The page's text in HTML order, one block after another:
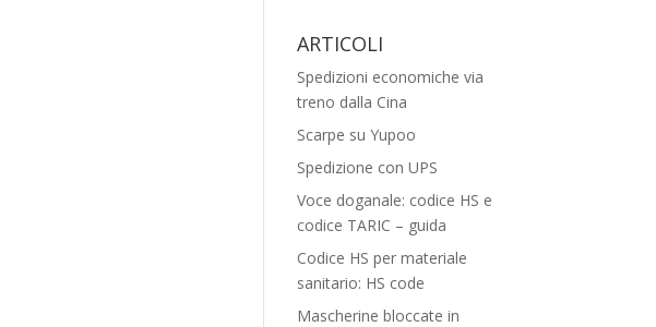
ARTICOLI
Spedizioni economiche via
treno dalla Cina
Scarpe su Yupoo
Spedizione con UPS
Voce doganale: codice HS e
codice TARIC – guida
Codice HS per materiale
sanitario: HS code
Mascherine bloccate in